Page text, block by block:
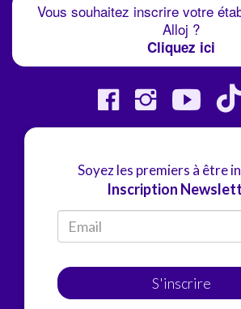
Vous souhaitez inscrire votre
Alloj ?
Cliquez ici
Soyez les premiers à être
Inscription
S'inscrire